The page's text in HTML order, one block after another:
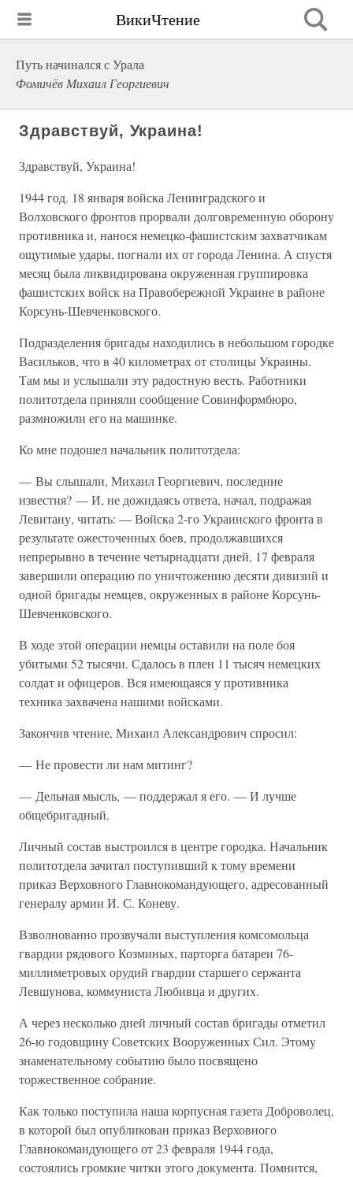
ВикиЧтение
Путь начинался с Урала
Фомичёв Михаил Георгиевич
Здравствуй, Украина!
Здравствуй, Украина!
1944 год. 18 января войска Ленинградского и
Волховского фронтов прорвали долговременную оборону
противника и, нанося немецко-фашистским захватчикам
ощутимые удары, погнали их от города Ленина. А спустя
месяц была ликвидирована окруженная группировка
фашистских войск на Правобережной Украине в районе
Корсунь-Шевченковского.
Подразделения бригады находились в небольшом городке
Васильков, что в 40 километрах от столицы Украины.
Там мы и услышали эту радостную весть. Работники
политотдела приняли сообщение Совинформбюро,
размножили его на машинке.
Ко мне подошел начальник политотдела:
— Вы слышали, Михаил Георгиевич, последние
известия? — И, не дожидаясь ответа, начал, подражая
Левитану, читать: — Войска 2-го Украинского фронта в
результате ожесточенных боев, продолжавшихся
непрерывно в течение четырнадцати дней, 17 февраля
завершили операцию по уничтожению десяти дивизий и
одной бригады немцев, окруженных в районе Корсунь-
Шевченковского.
В ходе этой операции немцы оставили на поле боя
убитыми 52 тысячи. Сдалось в плен 11 тысяч немецких
солдат и офицеров. Вся имеющаяся у противника
техника захвачена нашими войсками.
Закончив чтение, Михаил Александрович спросил:
— Не провести ли нам митинг?
— Дельная мысль, — поддержал я его. — И лучше
общебригадный.
Личный состав выстроился в центре городка. Начальник
политотдела зачитал поступивший к тому времени
приказ Верховного Главнокомандующего, адресованный
генералу армии И. С. Коневу.
Взволнованно прозвучали выступления комсомольца
гвардии рядового Козминых, парторга батареи 76-
миллиметровых орудий гвардии старшего сержанта
Левшунова, коммуниста Любивца и других.
А через несколько дней личный состав бригады отметил
26-ю годовщину Советских Вооруженных Сил. Этому
знаменательному событию было посвящено
торжественное собрание.
Как только поступила наша корпусная газета Доброволец,
в которой был опубликован приказ Верховного
Главнокомандующего от 23 февраля 1944 года,
состоялись громкие читки этого документа. Помнится,